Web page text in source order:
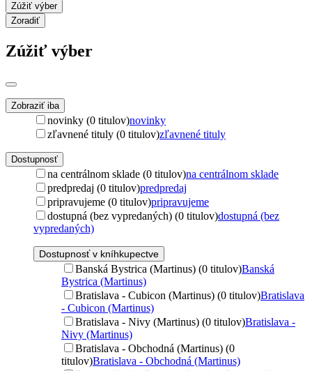
Zúžiť výber
Zoradiť
Zúžiť výber
Zobraziť iba
novinky (0 titulov)novinky
zľavnené tituly (0 titulov)zľavnené tituly
Dostupnosť
na centrálnom sklade (0 titulov)na centrálnom sklade
predpredaj (0 titulov)predpredaj
pripravujeme (0 titulov)pripravujeme
dostupná (bez vypredaných) (0 titulov)dostupná (bez
vypredaných)
Dostupnosť v kníhkupectve
Banská Bystrica (Martinus) (0 titulov)Banská
Bystrica (Martinus)
Bratislava - Cubicon (Martinus) (0 titulov)Bratislava
- Cubicon (Martinus)
Bratislava - Nivy (Martinus) (0 titulov)Bratislava -
Nivy (Martinus)
Bratislava - Obchodná (Martinus) (0
titulov)Bratislava - Obchodná (Martinus)